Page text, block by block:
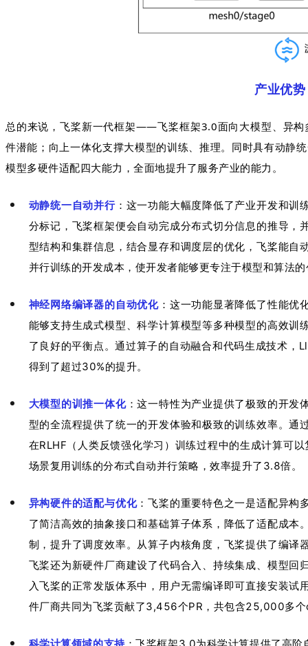
产业优势
总的来说，飞桨新一代框架——飞桨框架3.0面向大模型、异
件潜能；向上一体化支撑大模型的训练、推理。同时具有动静
模型多硬件适配四大能力，全面地提升了服务产业的能力。
动静统一自动并行：这一功能大幅度降低了产业开发和训
分标记，飞桨框架便会自动完成分布式切分信息的推导
型结构和集群信息，结合显存和调度层的优化，飞桨能
并行训练的开发成本，使开发者能够更专注于模型和算法
神经网络编译器的自动优化：这一功能显著降低了性能优
能够支持生成式模型、科学计算模型等多种模型的高效
了良好的平衡点。通过算子的自动融合和代码生成技术
得到了超过30%的提升。
大模型的训推一体化：这一特性为产业提供了极致的开发
型的全流程提供了统一的开发体验和极致的训练效率。
在RLHF（人类反馈强化学习）训练过程中的生成计算可
场景复用训练的分布式自动并行策略，效率提升了3.8倍。
异构硬件的适配与优化：飞桨的重要特色之一是适配异构
了简洁高效的抽象接口和基础算子体系，降低了适配成
制，提升了调度效率。从算子内核角度，飞桨提供了编
飞桨还为新硬件厂商建设了代码合入、持续集成、模型
入飞桨的正常发版体系中，用户无需编译即可直接安装
件厂商共同为飞桨贡献了3,456个PR，共包含25,000多